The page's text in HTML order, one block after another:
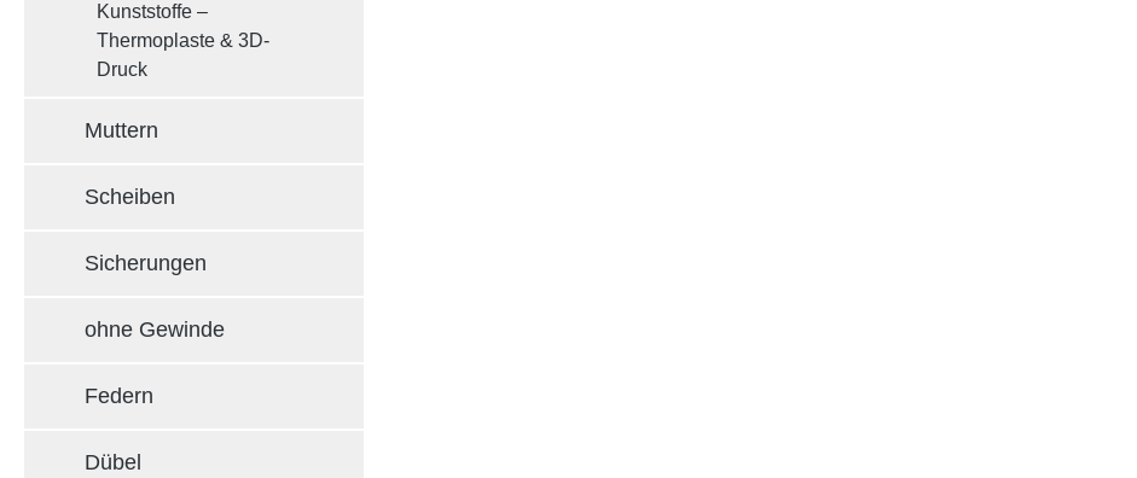
Kunststoffe –
Thermoplaste & 3D-
Druck
Muttern
Scheiben
Sicherungen
ohne Gewinde
Federn
Dübel